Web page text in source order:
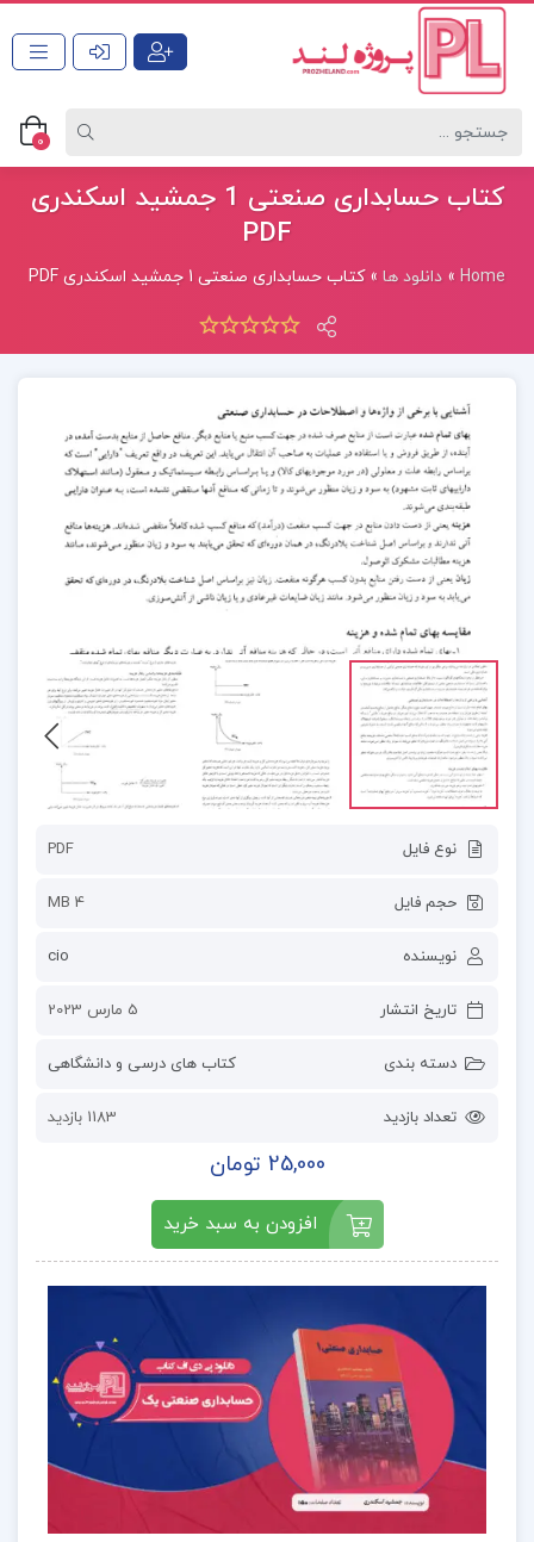
0
کتاب حسابداری صنعتی 1 جمشید اسکندری
PDF
Home
» دانلود ها »کتاب حسابداری صنعتی 1 جمشید اسکندری PDF
نوع فایل PDF
حجم فایل 4 MB
نویسنده cio
تاریخ انتشار 5 مارس 2023
دسته بندی کتاب های درسی و دانشگاهی
تعداد بازدید 1183 بازدید
25,000 تومان
افزودن به سبد خرید